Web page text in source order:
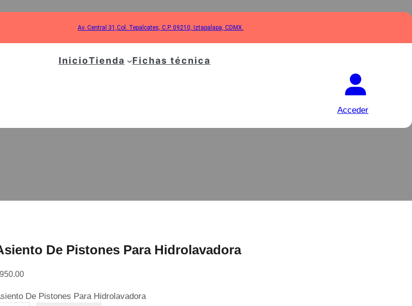
Av. Central 31,Col. Tepalcates, C.P. 09210, Iztapalapa, CDMX.
InicioTienda Fichas técnica
Acceder
PARA HIDROLAVADORA
De Pistones Para Hidrolavadora
950.00
De Pistones Para Hidrolavadora